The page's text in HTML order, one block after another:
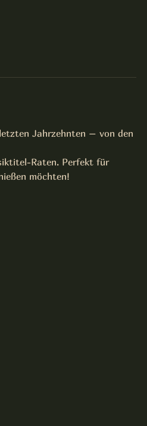
Jahrzehnten – von den
Raten. Perfekt für
möchten!